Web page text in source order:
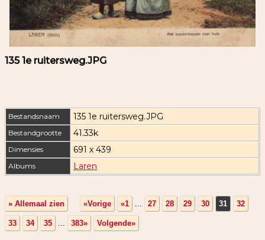
135 1e ruitersweg.JPG
Bestandsnaam 135 1e ruitersweg.JPG
Bestandgrootte 41.33k
Dimensies 691 x 439
Albums Laren
» Allemaal zien «Vorige «1 27 28 29 30 31 32
33 34 35 383» Volgende»